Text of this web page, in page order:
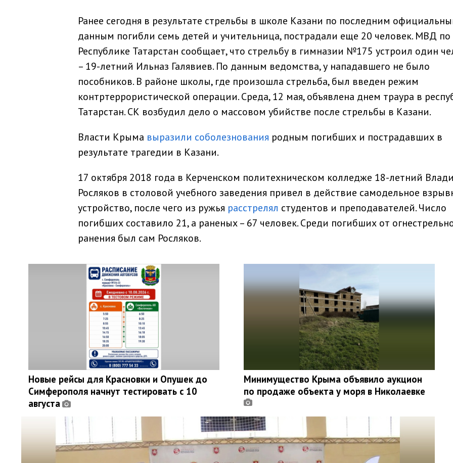
Ранее сегодня в результате стрельбы в школе Казани по последним
данным погибли семь детей и учительница, пострадали еще 20 человек. МВД по
Республике Татарстан сообщает, что стрельбу в гимназии №175 устроил один
– 19-летний Ильназ Галявиев. По данным ведомства, у нападавшего не было
пособников. В районе школы, где произошла стрельба, был введен режим
контртеррористической операции. Среда, 12 мая, объявлена днем траура в
Татарстан. СК возбудил дело о массовом убийстве после стрельбы в Казани.
Власти Крыма выразили соболезнования родным погибших и пострадавших в
результате трагедии в Казани.
17 октября 2018 года в Керченском политехническом колледже 18-летний
Росляков в столовой учебного заведения привел в действие самодельное
устройство, после чего из ружья расстрелял студентов и преподавателей. Число
погибших составило 21, а раненых – 67 человек. Среди погибших от
ранения был сам Росляков.
Новые рейсы для Красновки и Опушек до
Симферополя начнут тестировать с 10
августа
Минимущество Крыма объявило аукцион
по продаже объекта у моря в Николаевке